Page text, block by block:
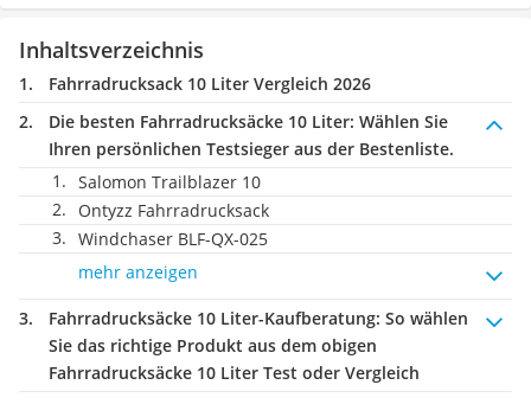
Inhaltsverzeichnis
Fahrradrucksack 10 Liter Vergleich 2026
Die besten Fahrradrucksäcke 10 Liter: Wählen Sie
Ihren persönlichen Testsieger aus der Bestenliste.
Salomon Trailblazer 10
Ontyzz Fahrradrucksack
Windchaser BLF-QX-025
mehr anzeigen
Fahrradrucksäcke 10 Liter-Kaufberatung: So wählen
Sie das richtige Produkt aus dem obigen
Fahrradrucksäcke 10 Liter Test oder Vergleich